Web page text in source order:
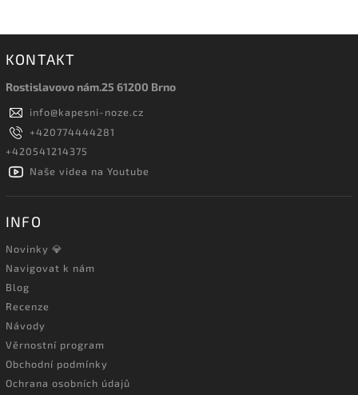
KONTAKT
Rostislavovo nám.25 61200 Brno
info@kapesni-noze.cz
+420774444281
+420541214375
Naše videa na Youtube
INFO
Novinky 💎
Navigovat k nám
Blog
Recenze
Návody
Věrnostní program
Obchodní podmínky
Ochrana osobních údajů